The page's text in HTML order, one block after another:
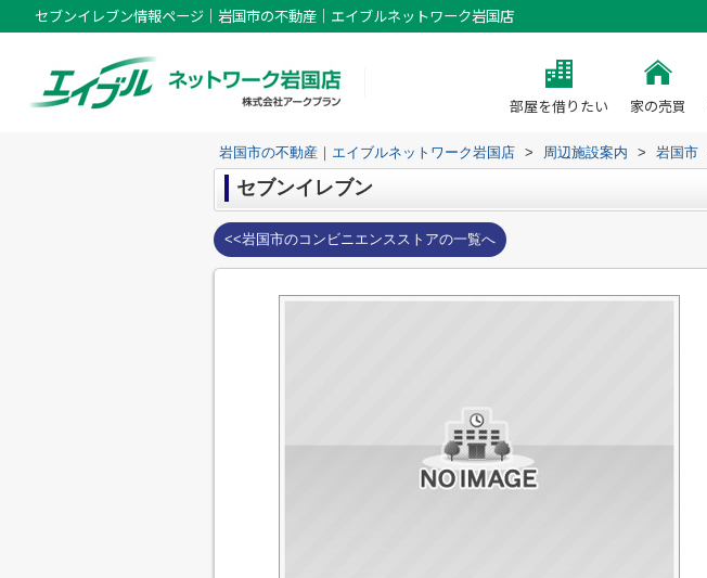
セブンイレブン情報ページ｜岩国市の不動産｜エイブルネットワーク岩国店
部屋を借りたい 家の売買
岩国市の不動産｜エイブルネットワーク岩国店 > 周辺施設案内 > 岩国市
セブンイレブン
<<岩国市のコンビニエンスストアの一覧へ